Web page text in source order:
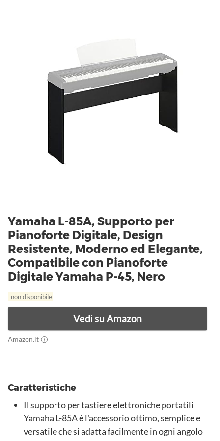
Yamaha L-85A, Supporto per
Pianoforte Digitale, Design
Resistente, Moderno ed Elegante,
Compatibile con Pianoforte
Digitale Yamaha P-45, Nero
non disponibile
Vedi su Amazon
Amazon.it
Caratteristiche
Il supporto per tastiere elettroniche portatili
Yamaha L-85A è l'accessorio ottimo, semplice e
versatile che si adatta facilmente in ogni angolo